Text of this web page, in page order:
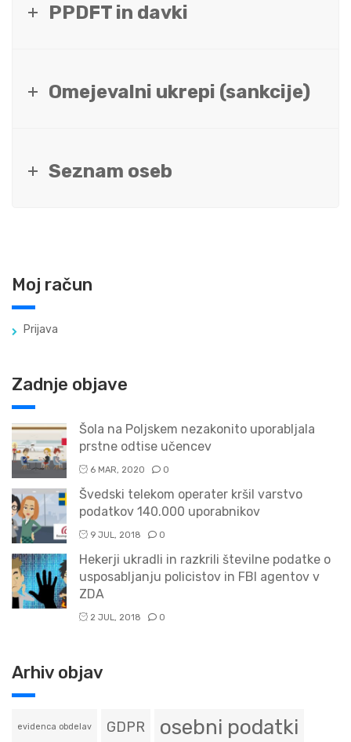
PPDFT in davki
Omejevalni ukrepi (sankcije)
Seznam oseb
Moj račun
Prijava
Zadnje objave
Šola na Poljskem nezakonito uporabljala
prstne odtise učencev
6 MAR, 2020 0
Švedski telekom operater kršil varstvo
podatkov 140.000 uporabnikov
9 JUL, 2018 0
Hekerji ukradli in razkrili številne podatke o
usposabljanju policistov in FBI agentov v
ZDA
2 JUL, 2018 0
Arhiv objav
evidenca obdelav GDPR osebni podatki